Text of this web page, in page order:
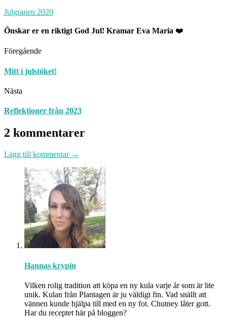
Julgranen 2020
Önskar er en riktigt God Jul! Kramar Eva Maria ❤️
Föregående
Mitt i julstöket!
Nästa
Reflektioner från 2023
2 kommentarer
Lägg till kommentar →
Hannas krypin
Vilken rolig tradition att köpa en ny kula varje år som är lite
unik. Kulan från Plantagen är ju väldigt fin. Vad snällt att
vännen kunde hjälpa till med en ny fot. Chutney låter gott.
Har du receptet här på bloggen?